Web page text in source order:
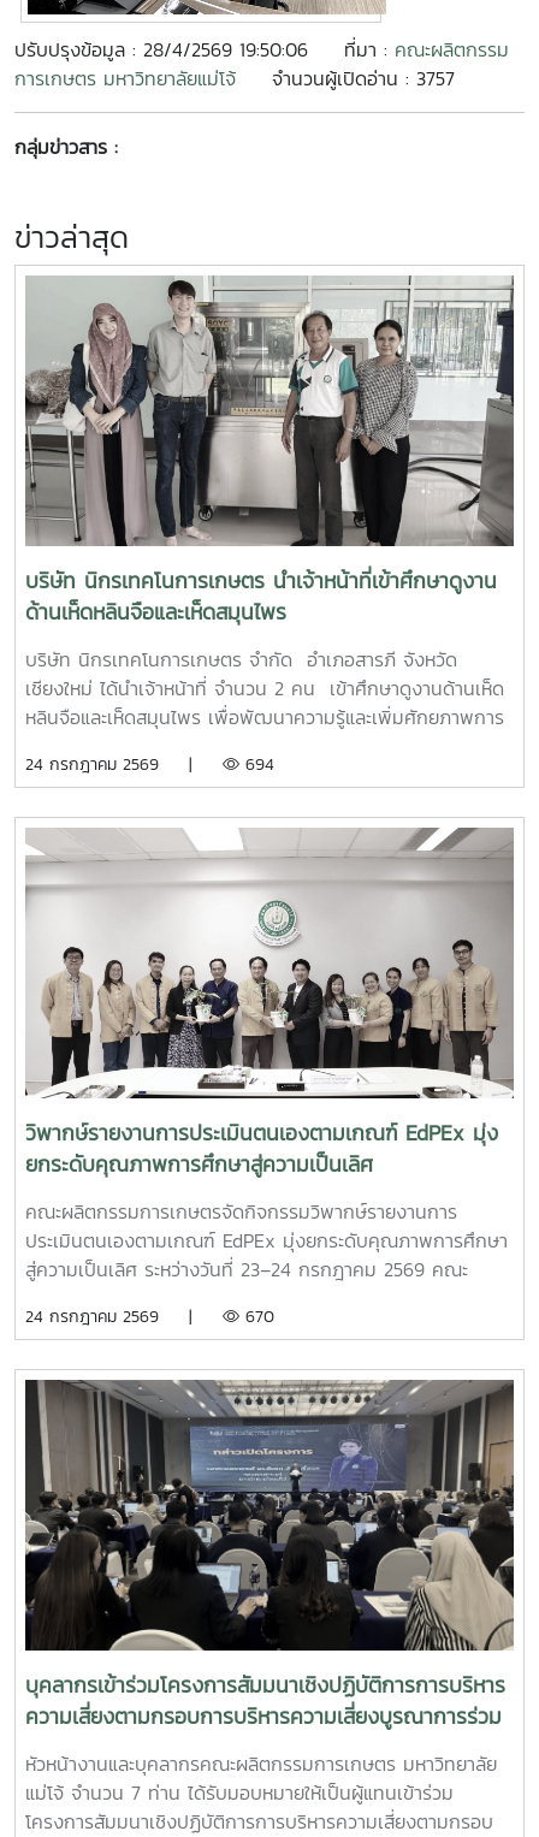
ปรับปรุงข้อมูล : 28/4/2569 19:50:06 ที่มา : คณะผลิตกรรม
การเกษตร มหาวิทยาลัยแม่โจ้
จำนวนผู้เปิดอ่าน : 3757
กลุ่มข่าวสาร :
ข่าวล่าสุด
บริษัท นิกรเทคโนการเกษตร นำเจ้าหน้าที่เข้าศึกษาดูงาน
ด้านเห็ดหลินจือและเห็ดสมุนไพร
บริษัท นิกรเทคโนการเกษตร จำกัด อำเภอสารภี จังหวัด
เชียงใหม่ ได้นำเจ้าหน้าที่ จำนวน 2 คน เข้าศึกษาดูงานด้านเห็ด
หลินจือและเห็ดสมุนไพร เพื่อพัฒนาความรู้และเพิ่มศักยภาพการ
ใช้ในการวิจัย พัฒนาและต่อยอดผลิตภัณฑ์ให้มีคุณภาพและได้
ศุกร์ ที่ 24 กรกฎาคม พ.ศ. 2569 ณ ศูนย์พัฒนาเห็ดหลินจือและ
เห็ดสมุนไพรอินทรีย์ คณะผลิตกรรมการเกษตร มหาวิทยาลัยแม่
โจ้
24 กรกฎาคม 2569 | 694
วิพากษ์รายงานการประเมินตนเองตามเกณฑ์ EdPEx มุ่ง
ยกระดับคุณภาพการศึกษาสู่ความเป็นเลิศ
คณะผลิตกรรมการเกษตรจัดกิจกรรมวิพากษ์รายงานการ
ประเมินตนเองตามเกณฑ์ EdPEx มุ่งยกระดับคุณภาพการศึกษา
สู่ความเป็นเลิศ ระหว่างวันที่ 23–24 กรกฎาคม 2569 คณะ
รายงานการประเมินตนเอง (Self Assessment Report : SAR)
(EdPEx) ประจำปีการศึกษา 2568 ณ ห้องประชุมเอื้องเสือแผ้ว
น้อย 2 ชั้น 2 อาคารเฉลิมพระเกียรติสมเด็จพระศรีนครินทร์ เพื่อ
เตรียมความพร้อมและพัฒนาคุณภาพรายงานการประเมินตนเอง
ให้มีความสมบูรณ์ สอดคล้องกับเกณฑ์ EdPEx ก่อนเข้าสู่
กระบวนการประเมิน การจัดกิจกรรมในครั้งนี้ได้รับเกียรติจาก
รองศาสตราจารย์ ดร.สมเกียรติ อินทสิงห์ และ ผู้ช่วย
ศาสตราจารย์ ดร.น้ำผึ้ง อินทะเนตร เป็นวิทยากร ให้ข้อเสนอแนะ
และร่วมวิพากษ์รายงานการประเมินตนเองอย่างเข้มข้น โดย
ถ่ายทอดแนวคิด แนวทาง และประสบการณ์ในการพัฒนารายงาน
ให้มีความครบถ้วน เชื่อมโยงกระบวนการดำเนินงานกับผลลัพธ์
ตามเกณฑ์ EdPEx อย่างเป็นระบบ โอกาสนี้ รองศาสตราจารย์
ดร.พุฒิสรรค์ เครือคำ คณบดีคณะผลิตกรรมการเกษตร พร้อม
ด้วยคณะผู้บริหาร และบุคลากรผู้รับผิดชอบในแต่ละหมวดเกณฑ์
ได้ร่วมแลกเปลี่ยนความคิดเห็น รับฟังข้อเสนอแนะ และปรับปรุง
เนื้อหารายงาน เพื่อสะท้อนศักยภาพและผลการดำเนินงานของ
คณะได้อย่างมีประสิทธิภาพ พร้อมนำข้อเสนอแนะไปพัฒนาการ
24 กรกฎาคม 2569 | 670
บุคลากรเข้าร่วมโครงการสัมมนาเชิงปฏิบัติการการบริหาร
ความเสี่ยงตามกรอบการบริหารความเสี่ยงบูรณาการร่วม
กับกลยุทธ์และผลการปฏิบัติงานขององค์กรมหาวิทยาลัย
แม่โจ้ ประจำปีงบประมาณ 2569
หัวหน้างานและบุคลากรคณะผลิตกรรมการเกษตร มหาวิทยาลัย
แม่โจ้ จำนวน 7 ท่าน ได้รับมอบหมายให้เป็นผู้แทนเข้าร่วม
โครงการสัมมนาเชิงปฏิบัติการการบริหารความเสี่ยงตามกรอบ